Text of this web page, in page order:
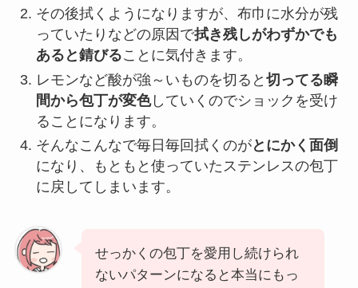
その後拭くようになりますが、布巾に水分が残
っていたりなどの原因で拭き残しがわずかでも
あると錆びることに気付きます。
レモンなど酸が強～いものを切ると 切ってる瞬
間から包丁が変色していくのでショックを受け
ることになります。
そんなこんなで毎日毎回拭くのがとにかく面倒
になり、もともと使っていたステンレスの包丁
に戻してしまいます。
せっかくの包丁を愛用し続けられ
ないパターンになると本当にもっ